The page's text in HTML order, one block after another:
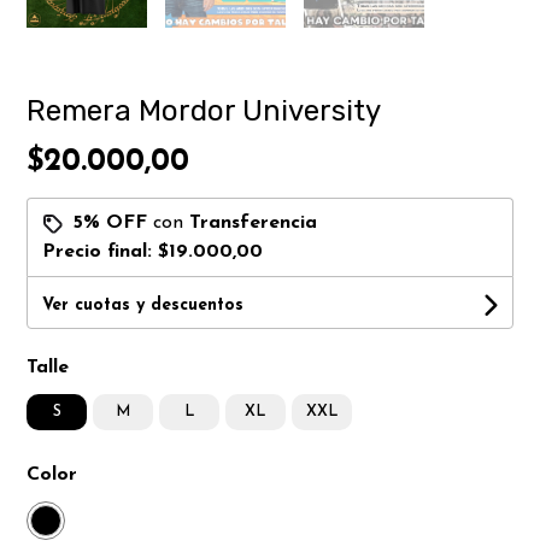
Remera Mordor University
$20.000,00
5% OFF con Transferencia
Precio final:$19.000,00
Ver cuotas y descuentos
Talle
S M L XL XXL
Color